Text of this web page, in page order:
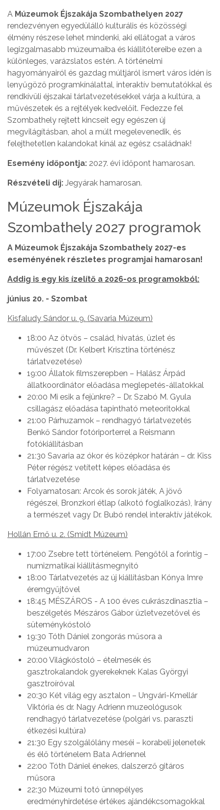
A Múzeumok Éjszakája Szombathelyen 2027
rendezvényen egyedülálló kulturális és közösségi
élmény részese lehet mindenki, aki ellátogat a város
legizgalmasabb múzeumaiba és kiállítótereibe ezen a
különleges, varázslatos estén. A történelmi
hagyományairól és gazdag múltjáról ismert város idén is
lenyűgöző programkínálattal, interaktív bemutatókkal és
rendkívüli éjszakai tárlatvezetésekkel várja a kultúra, a
művészetek és a rejtélyek kedvelőit. Fedezze fel
Szombathely rejtett kincseit egy egészen új
megvilágításban, ahol a múlt megelevenedik, és
felejthetetlen kalandokat kínál az egész családnak!
Esemény időpontja: 2027. évi időpont hamarosan.
Részvételi díj: Jegyárak hamarosan.
Múzeumok Éjszakája
Szombathely 2027 programok
A Múzeumok Éjszakája Szombathely 2027-es
eseményének részletes programjai hamarosan!
Addig is egy kis ízelítő a 2026-os programokból:
június 20. - Szombat
Kisfaludy Sándor u. 9. (Savaria Múzeum)
18:00 Az ötvös – család, hivatás, üzlet és
művészet (Dr. Kelbert Krisztina történész
tárlatvezetése)
19:00 Állatok filmszerepben – Halász Árpád
állatkoordinátor előadása meglepetés-állatokkal
20:00 Mi esik a fejünkre? – Dr. Szabó M. Gyula
csillagász előadása tapintható meteoritokkal
21:00 Párhuzamok – rendhagyó tárlatvezetés
Benkő Sándor fotóriporterrel a Reismann
fotókiállításban
21:30 Savaria az ókor és középkor határán – dr. Kiss
Péter régész vetített képes előadása és
tárlatvezetése
Folyamatosan: Arcok és sorok játék, A jövő
régészei, Bronzkori étlap (alkotó foglalkozás), Irány
a természet vagy Dr. Bubó rendel interaktív játékok.
Hollán Ernő u. 2. (Smidt Múzeum)
17:00 Zsebre tett történelem. Pengőtől a forintig –
numizmatikai kiállításmegnyitó
18:00 Tárlatvezetés az új kiállításban Kónya Imre
éremgyűjtővel
18:45 MÉSZÁROS - A 100 éves cukrászdinasztia –
beszélgetés Mészáros Gábor üzletvezetővel és
süteménykóstoló
19:30 Tóth Dániel zongorás műsora a
múzeumudvaron
20:00 Világkóstoló – ételmesék és
gasztrokalandok gyerekeknek Kalas Györgyi
gasztroíróval
20:30 Két világ egy asztalon – Ungvári-Kmellár
Viktória és dr. Nagy Adrienn muzeológusok
rendhagyó tárlatvezetése (polgári vs. paraszti
étkezési kultúra)
21:30 Egy szolgálólány meséi – korabeli jelenetek
és élő történelem Bata Adriennel
22:00 Tóth Dániel énekes, dalszerző gitáros
műsora
22:30 Múzeumi totó ünnepélyes
eredményhirdetése értékes ajándékcsomagokkal